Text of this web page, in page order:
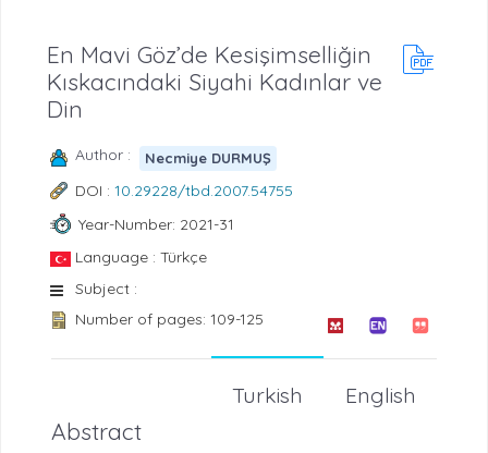
En Mavi Göz’de Kesişimselliğin
Kıskacındaki Siyahi Kadınlar ve
Din
Author : Necmiye DURMUŞ
DOI : 10.29228/tbd.2007.54755
Year-Number: 2021-31
Language : Türkçe
Subject :
Number of pages: 109-125
English
Turkish
Abstract